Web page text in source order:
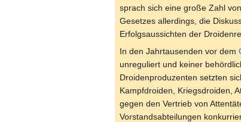
sprach sich eine große Zahl
Gesetzes allerdings, die
Erfolgsaussichten der
In den Jahrtausenden vor dem
unreguliert und keiner
Droidenproduzenten setzten
Kampfdroiden, Kriegsdroiden,
gegen den Vertrieb von
Vorstandsabteilungen